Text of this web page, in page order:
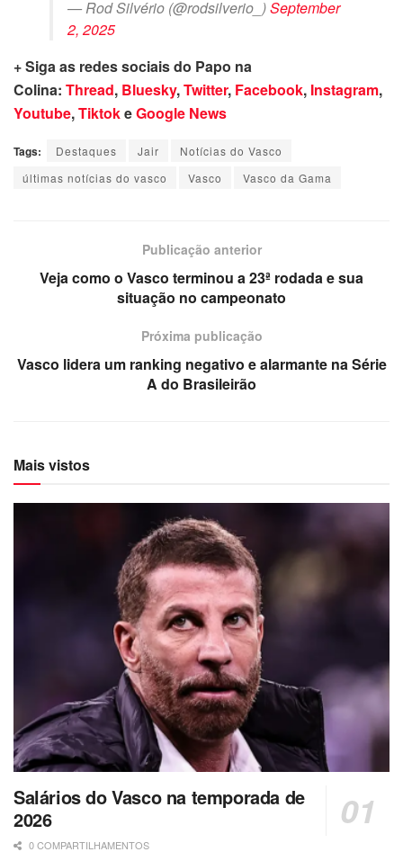
— Rod Silvério (@rodsilverio_)September
2, 2025
+ Siga as redes sociais do Papo na
Colina: Thread, Bluesky,Twitter, Facebook, Instagram,
Youtube,TiktokeGoogle News
Tags: Destaques Jair
Notícias do Vasco
últimas notícias do vasco
Vasco Vasco da Gama
Publicação anterior
Veja como o Vasco terminou a 23ª rodada e sua
situação no campeonato
Próxima publicação
Vasco lidera um ranking negativo e alarmante na Série
A do Brasileirão
Mais vistos
Salários do Vasco na temporada de
2026
0 COMPARTILHAMENTOS